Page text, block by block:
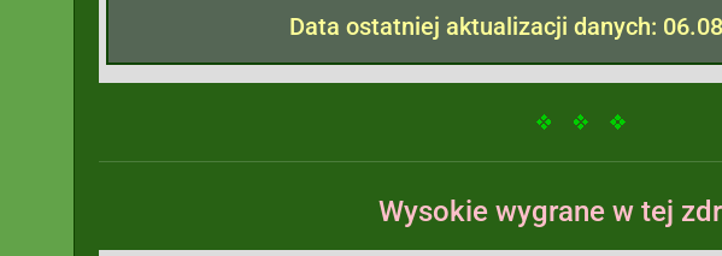
Data ostatniej aktualizacji danych:
Wysokie wygrane w tej